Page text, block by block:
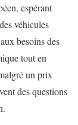
espérant
véhicules
besoins des
tout en
un prix
des questions